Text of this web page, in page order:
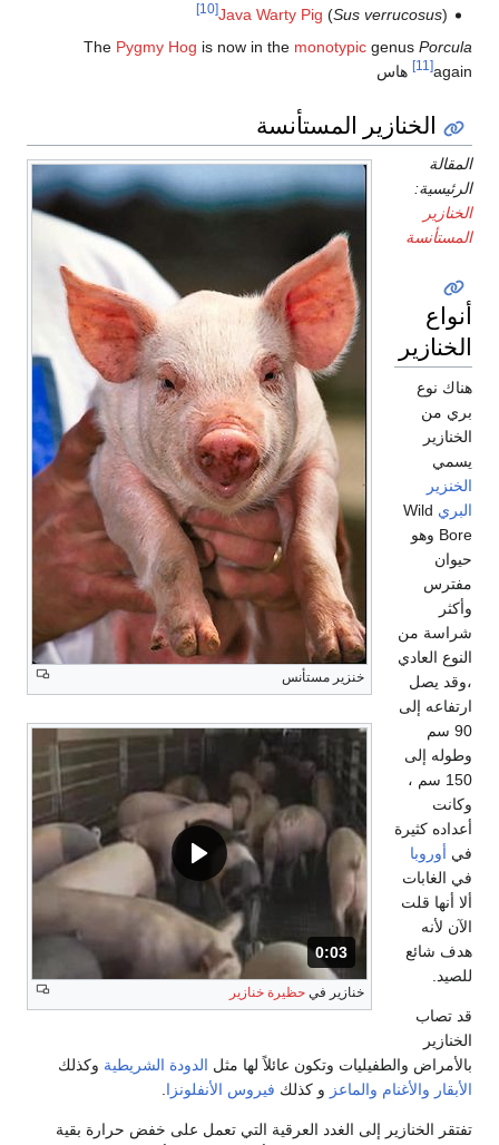
Java Warty Pig (Sus verrucosus)
[10]
The Pygmy Hog is now in the monotypic genus Porcula
again
[11] هاس
الخنازير المستأنسة
خنزير مستأنس
المدة: 3 ثوانٍ.
0:03
خنازير في حظيرة خنازير
المقالة
الرئيسية:
الخنازير
المستأنسة
أنواع
الخنازير
هناك نوع
بري من
الخنازير
يسمي
الخنزير
البري Wild
Bore وهو
حيوان
مفترس
وأكثر
شراسة من
النوع العادي
،وقد يصل
ارتفاعه إلى
90 سم
وطوله إلى
150 سم ،
وكانت
أعداده كثيرة
في أوروبا
في الغابات
ألا أنها قلت
الآن لأنه
هدف شائع
للصيد.
قد تصاب
الخنازير
بالأمراض والطفيليات وتكون عائلاً لها مثل الدودة الشريطية وكذلك
الأبقار والأغنام والماعز و كذلك فيروس الأنفلونزا
تفتقر الخنازير إلى الغدد العرقية التي تعمل على خفض حرارة بقية